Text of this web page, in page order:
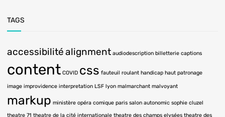
TAGS
accessibilitéalignment audiodescription billetterie captions
content COVID css fauteuil roulant handicap haut patronage
image improvidence interpretation LSF lyon malmarchant malvoyant
markup ministère opéra comique paris salon autonomic sophie cluzel
theatre 71 theatre de la cité internationale theatre des champs elysées theatre des